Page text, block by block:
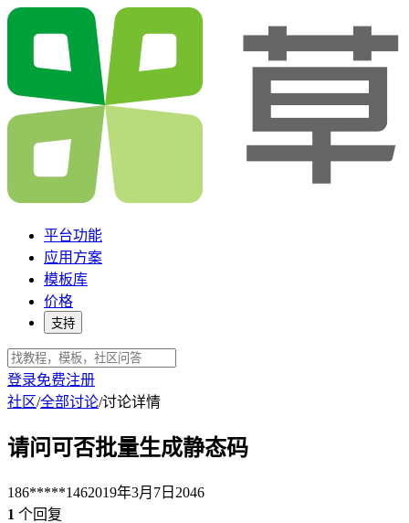
平台功能
应用方案
模板库
价格
支持
登录免费注册
社区/全部讨论/讨论详情
请问可否批量生成静态码
186*****1462019年3月7日 2046
1 个回复